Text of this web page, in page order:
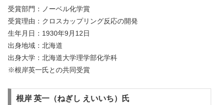
受賞部門：ノーベル化学賞
受賞理由：クロスカップリング反応の開発
生年月日：1930年9月12日
出身地域：北海道
出身大学：北海道大学理学部化学科
※根岸英一氏との共同受賞
根岸 英一（ねぎし えいいち）氏